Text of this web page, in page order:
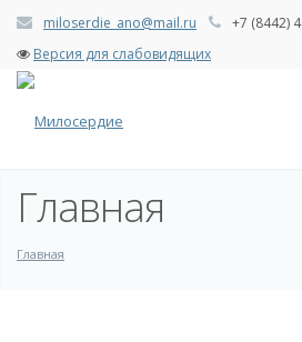
miloserdie_ano@mail.ru
+7 (8442)
Версия для слабовидящих
Главная
Главная